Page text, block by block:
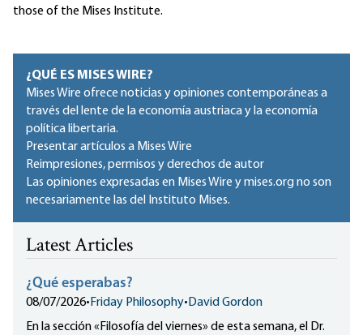
those of the Mises Institute.
¿QUÉ ES MISES WIRE?
Mises Wire ofrece noticias y opiniones contemporáneas a
través del lente de la economía austriaca y la economía
política libertaria.
Presentar artículos a Mises Wire
Reimpresiones, permisos y derechos de autor
Las opiniones expresadas en Mises Wire y mises.org no son
necesariamente las del Instituto Mises.
Latest Articles
¿Qué esperabas?
08/07/2026• Friday Philosophy• David Gordon
En la sección «Filosofía del viernes» de esta semana, el Dr.